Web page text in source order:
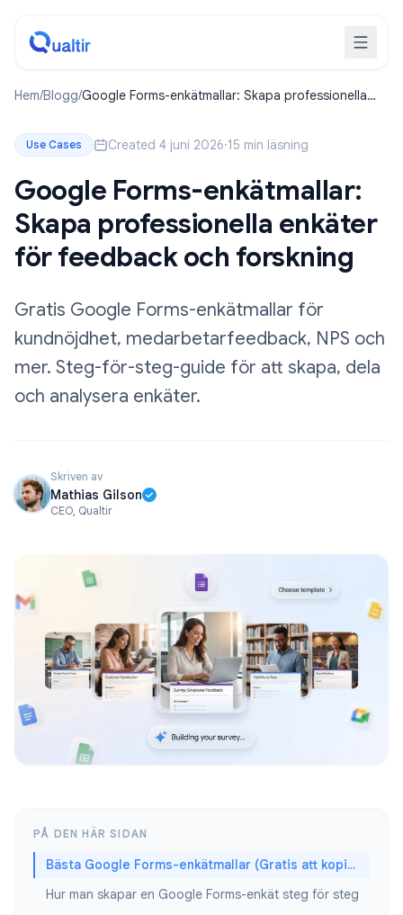
Hem/Blogg/Google Forms-enkätmallar: Skapa professionella
Use Cases Created 4 juni 2026·15 min läsning
Google Forms-enkätmallar:
Skapa professionella enkäter
för feedback och forskning
Gratis Google Forms-enkätmallar för
kundnöjdhet, medarbetarfeedback, NPS och
mer. Steg-för-steg-guide för att skapa, dela
och analysera enkäter.
Skriven av
Mathias Gilson
CEO, Qualtir
PÅ DEN HÄR SIDAN
Bästa Google Forms-enkätmallar (Gratis att kopiera)
Hur man skapar en Google Forms-enkät steg för steg